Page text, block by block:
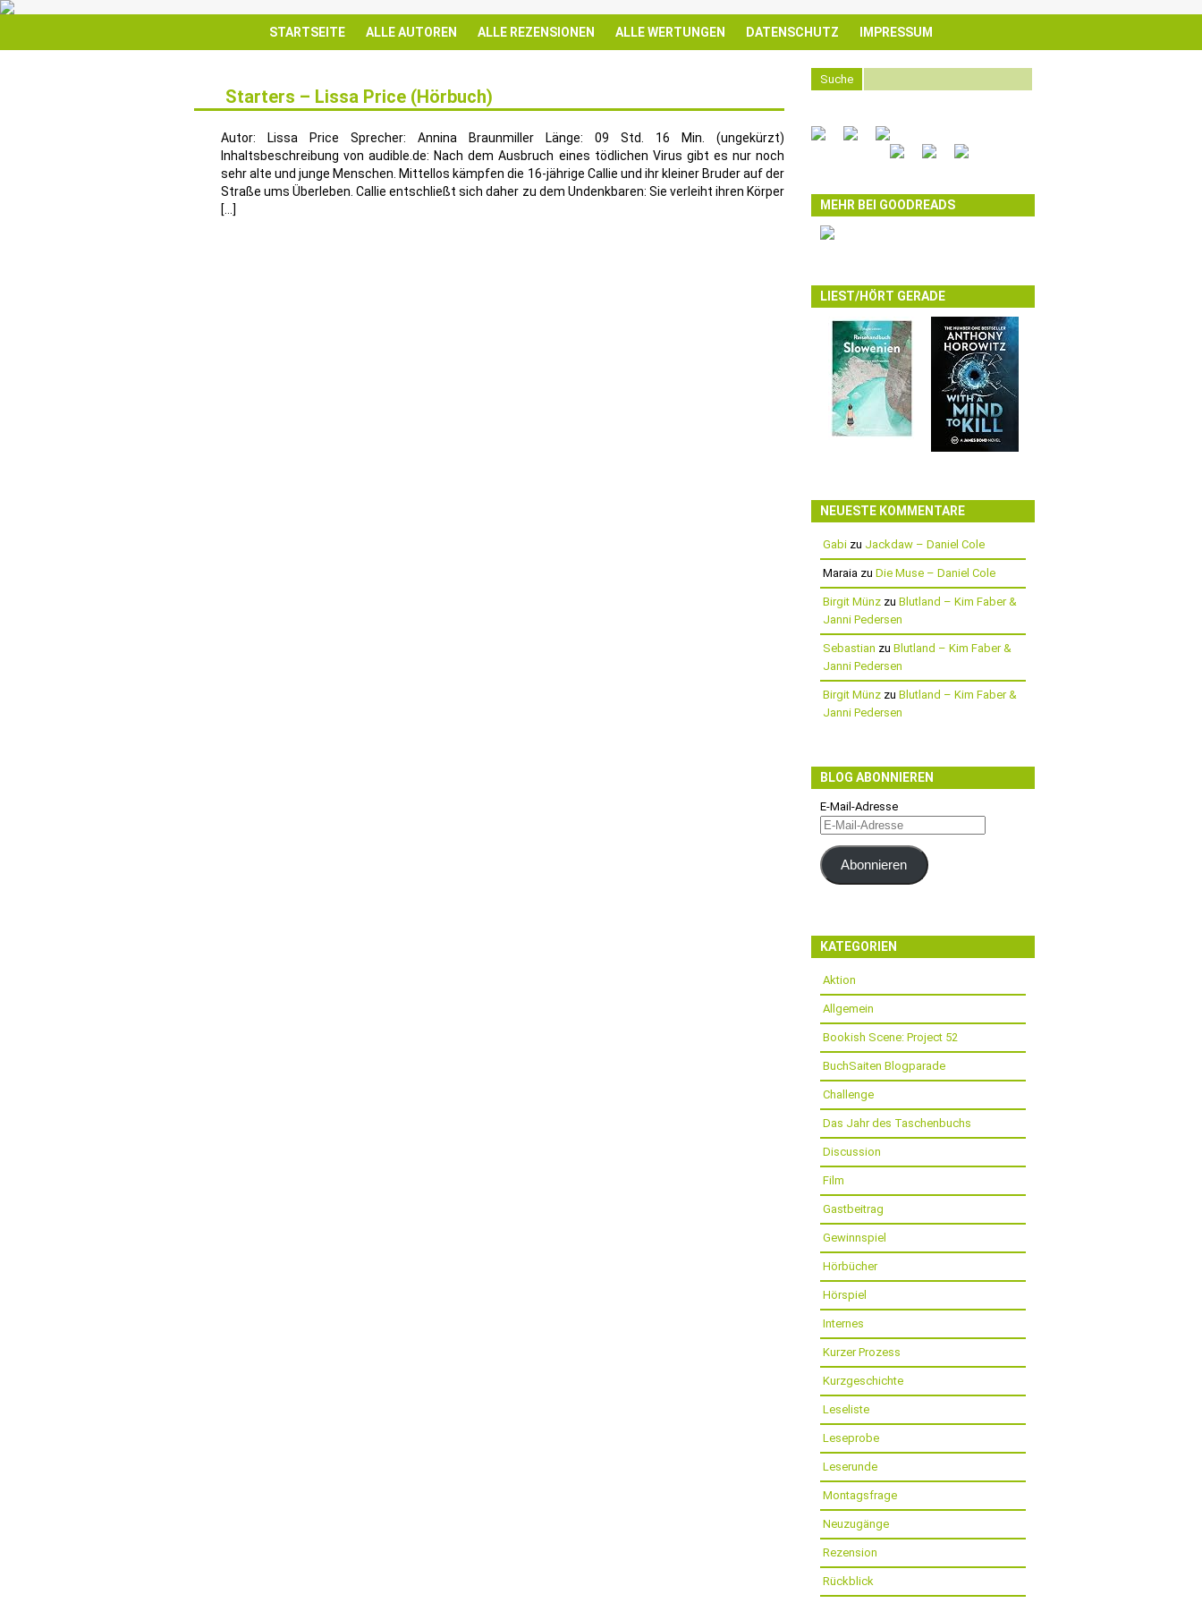
STARTSEITE ALLE AUTOREN ALLE REZENSIONEN ALLE WERTUNGEN DATENSCHUTZ IMPRESSUM
Starters – Lissa Price (Hörbuch)
Autor: Lissa Price Sprecher: Annina Braunmiller Länge: 09 Std. 16 Min. (ungekürzt)
Inhaltsbeschreibung von audible.de: Nach dem Ausbruch eines tödlichen Virus gibt es nur noch
sehr alte und junge Menschen. Mittellos kämpfen die 16-jährige Callie und ihr kleiner Bruder auf der
Straße ums Überleben. Callie entschließt sich daher zu dem Undenkbaren: Sie verleiht ihren Körper
[…]
Suche
MEHR BEI GOODREADS
LIEST/HÖRT GERADE
NEUESTE KOMMENTARE
Gabi zu Jackdaw – Daniel Cole
Maraia zu Die Muse – Daniel Cole
Birgit Münz zu Blutland – Kim Faber &
Janni Pedersen
Sebastian zu Blutland – Kim Faber &
Janni Pedersen
Birgit Münz zu Blutland – Kim Faber &
Janni Pedersen
BLOG ABONNIEREN
E-Mail-Adresse
Abonnieren
KATEGORIEN
Aktion
Allgemein
Bookish Scene: Project 52
BuchSaiten Blogparade
Challenge
Das Jahr des Taschenbuchs
Discussion
Film
Gastbeitrag
Gewinnspiel
Hörbücher
Hörspiel
Internes
Kurzer Prozess
Kurzgeschichte
Leseliste
Leseprobe
Leserunde
Montagsfrage
Neuzugänge
Rezension
Rückblick